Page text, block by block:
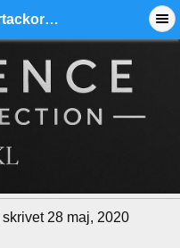
Valcambi silvertackor - Ädelmetallforum
skrivet 28 maj, 2020